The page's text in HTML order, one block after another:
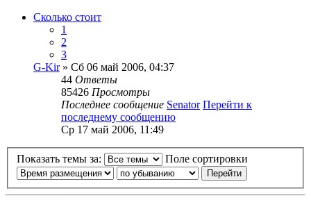
Сколько стоит
1
2
3
G-Kir» Сб 06 май 2006, 04:37
44 Ответы
85426 Просмотры
Последнее сообщение Senator Перейти к
последнему сообщению
Ср 17 май 2006, 11:49
Показать темы за: Поле сортировки